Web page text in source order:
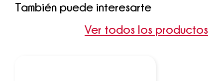
También puede interesarte
Ver todos los productos